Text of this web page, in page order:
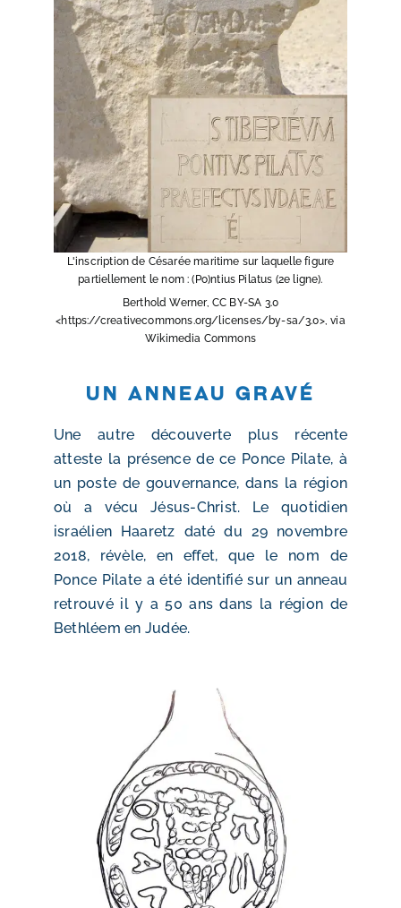
L'inscription de Césarée maritime sur laquelle figure
partiellement le nom : (Po)ntius Pilatus (2e ligne).
Berthold Werner, CC BY-SA 3.0
<https://creativecommons.org/licenses/by-sa/3.0>, via
Wikimedia Commons
Un anneau gravé
Une autre découverte plus récente
atteste la présence de ce Ponce Pilate, à
un poste de gouvernance, dans la région
où a vécu Jésus-Christ. Le quotidien
israélien Haaretz daté du 29 novembre
2018, révèle, en effet, que le nom de
Ponce Pilate a été identifié sur un anneau
retrouvé il y a 50 ans dans la région de
Bethléem en Judée.